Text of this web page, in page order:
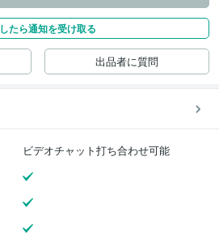
たら通知を受け取る
出品者に質問
ビデオチャット打ち合わせ可能